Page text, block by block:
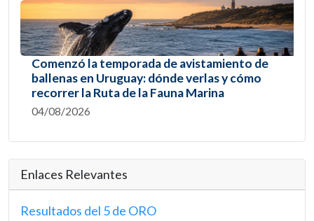
Comenzó la temporada de avistamiento de
ballenas en Uruguay: dónde verlas y cómo
recorrer la Ruta de la Fauna Marina
04/08/2026
Enlaces Relevantes
Resultados del 5 de ORO